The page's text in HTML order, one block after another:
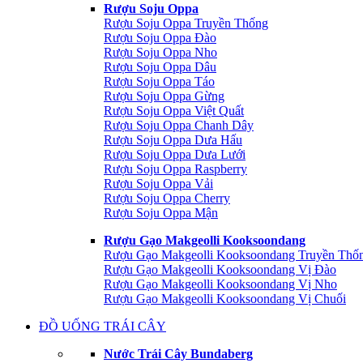
Rượu Soju Oppa
Rượu Soju Oppa Truyền Thống
Rượu Soju Oppa Đào
Rượu Soju Oppa Nho
Rượu Soju Oppa Dâu
Rượu Soju Oppa Táo
Rượu Soju Oppa Gừng
Rượu Soju Oppa Việt Quất
Rượu Soju Oppa Chanh Dây
Rượu Soju Oppa Dưa Hấu
Rượu Soju Oppa Dưa Lưới
Rượu Soju Oppa Raspberry
Rượu Soju Oppa Vải
Rượu Soju Oppa Cherry
Rượu Soju Oppa Mận
Rượu Gạo Makgeolli Kooksoondang
Rượu Gạo Makgeolli Kooksoondang Truyền
Rượu Gạo Makgeolli Kooksoondang Vị Đào
Rượu Gạo Makgeolli Kooksoondang Vị Nho
Rượu Gạo Makgeolli Kooksoondang Vị Chuối
ĐỒ UỐNG TRÁI CÂY
Nước Trái Cây Bundaberg